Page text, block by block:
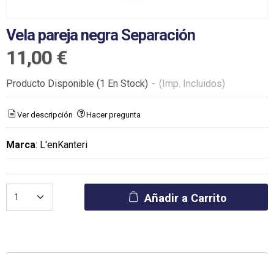
Vela pareja negra Separación
11,00 €
Producto Disponible (1 En Stock) - (Imp. Incluidos)
Ver descripción Hacer pregunta
Marca: L'enKanteri
Añadir a Carrito